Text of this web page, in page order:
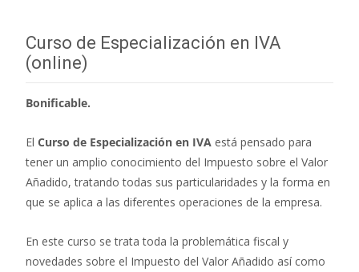
entradas
Curso de Especialización en IVA
(online)
Bonificable.
El Curso de Especialización en IVA está pensado para
tener un amplio conocimiento del Impuesto sobre el Valor
Añadido, tratando todas sus particularidades y la forma en
que se aplica a las diferentes operaciones de la empresa.
En este curso se trata toda la problemática fiscal y
novedades sobre el Impuesto del Valor Añadido así como